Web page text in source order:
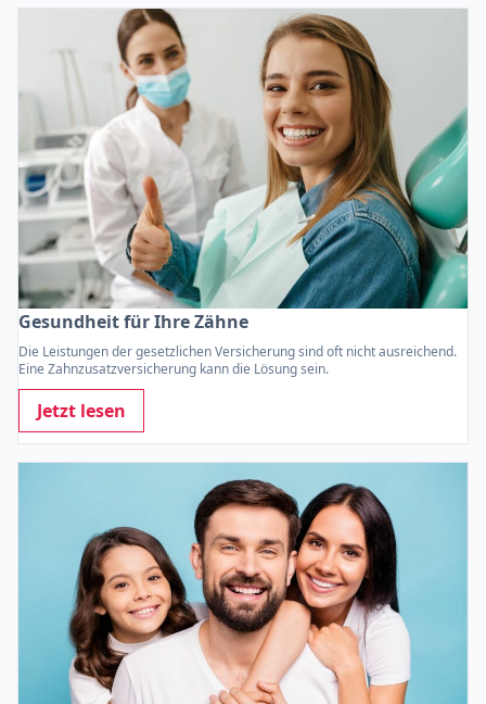
Gesundheit für Ihre Zähne
Die Leistungen der gesetzlichen Versicherung sind oft nicht ausreichend.
Eine Zahnzusatzversicherung kann die Lösung sein.
Jetzt lesen